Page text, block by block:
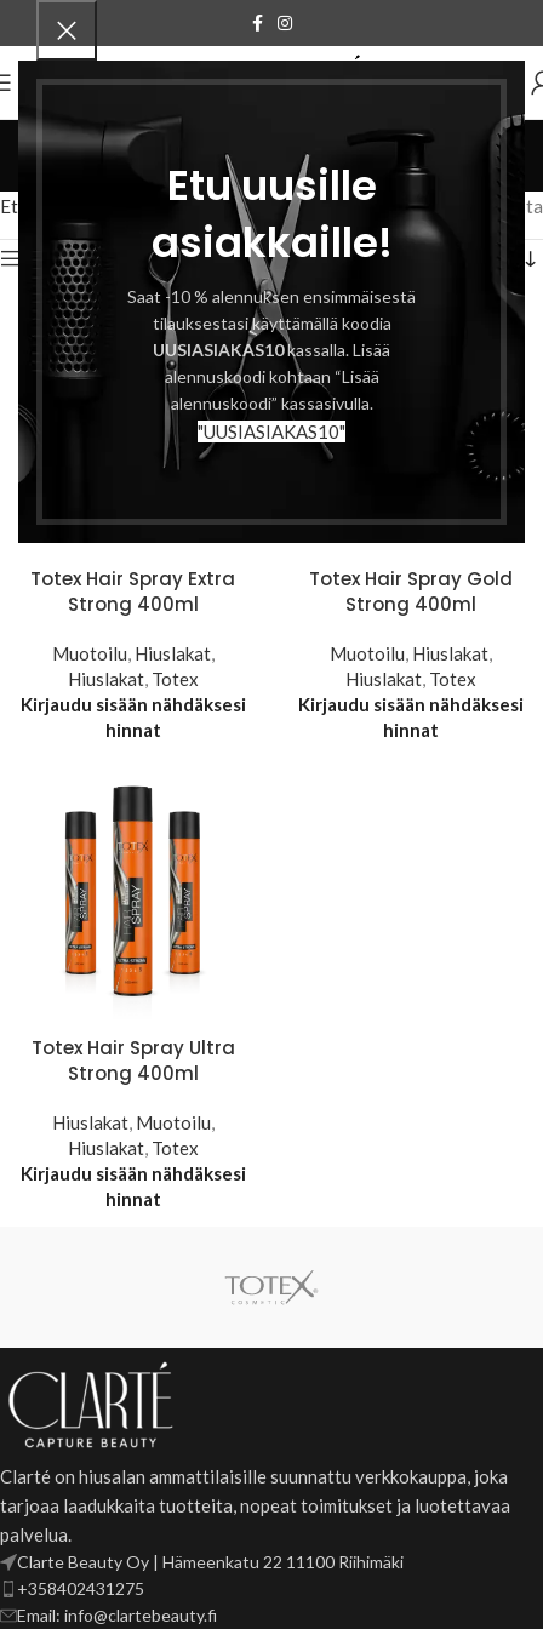
Etu uusille
asiakkaille!
Saat -10 % alennuksen ensimmäisestä
tilauksestasi käyttämällä koodia
UUSIASIAKAS10kassalla. Lisää
alennuskoodi kohtaan “Lisää
alennuskoodi” kassasivulla.
"UUSIASIAKAS10"
VALIKKO
Hiuslakat
Tuotteet
Etusivu Muotoilu Hiuslakat Näytetään kaikki 3 tulosta
Näytä sivupalkki
Totex Hair Spray Extra
Strong 400ml
Muotoilu, Hiuslakat,
Hiuslakat, Totex
Kirjaudu sisään nähdäksesi
hinnat
Totex Hair Spray Gold
Strong 400ml
Muotoilu, Hiuslakat,
Hiuslakat, Totex
Kirjaudu sisään nähdäksesi
hinnat
Totex Hair Spray Ultra
Strong 400ml
Hiuslakat, Muotoilu,
Hiuslakat, Totex
Kirjaudu sisään nähdäksesi
hinnat
Clarté on hiusalan ammattilaisille suunnattu verkkokauppa, joka
tarjoaa laadukkaita tuotteita, nopeat toimitukset ja luotettavaa
palvelua.
Clarte Beauty Oy | Hämeenkatu 22 11100 Riihimäki
+358402431275
Email: info@clartebeauty.fi